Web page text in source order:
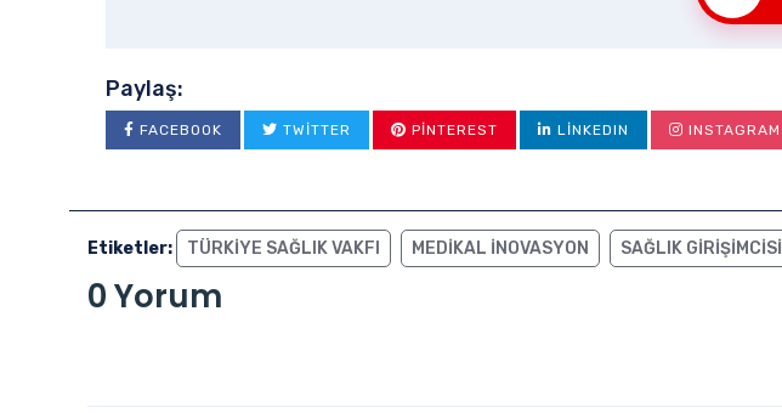
Paylaş:
FACEBOOK TWITTER PINTEREST LINKEDIN INSTAGRAM
Etiketler: TÜRKIYE SAĞLIK VAKFI MEDIKAL INOVASYON SAĞLIK GIRIŞIMCISI
0 Yorum